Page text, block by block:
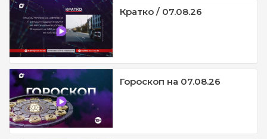
Кратко / 07.08.26
Гороскоп на 07.08.26